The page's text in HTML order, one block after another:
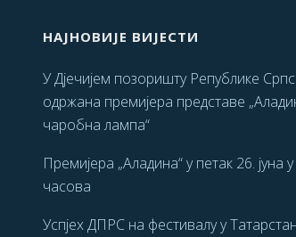
НАЈНОВИЈЕ ВИЈЕСТИ
У Дјечијем позоришту Републике
одржана премијера представе
чаробна лампа“
Премијера „Аладина“ у петак 26. јуна
часова
Успјех ДПРС на фестивалу у